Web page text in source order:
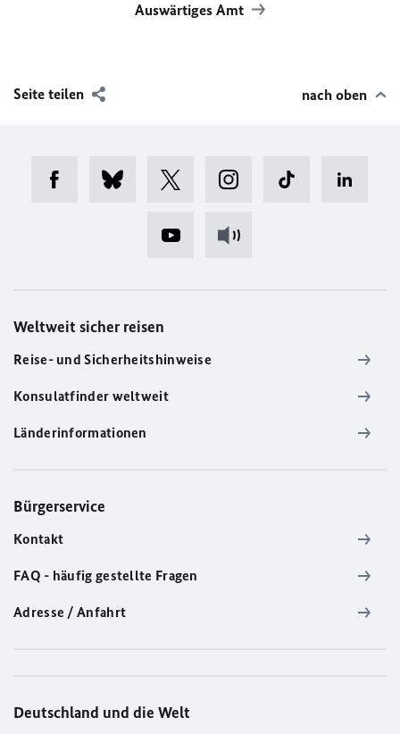
Auswärtiges Amt
Seite teilen nach oben
Weltweit sicher reisen
Reise- und Sicherheitshinweise
Konsulatfinder weltweit
Länderinformationen
Bürgerservice
Kontakt
FAQ - häufig gestellte Fragen
Adresse / Anfahrt
Deutschland und die Welt